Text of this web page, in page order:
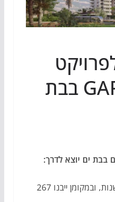
GARDEN TOWERS בבת
בבת ים יוצא לדרך:
במסגרת הפרויקט, ייהרסו –72 דירות ישנות, ובמקומן ייבנו 267